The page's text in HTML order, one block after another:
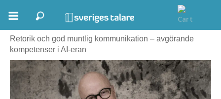
Boka ett möte
Samhällsnytta
Inspiration
Per Furumo
Retorik och god muntlig kommunikation – avgörande
kompetenser i AI-eran